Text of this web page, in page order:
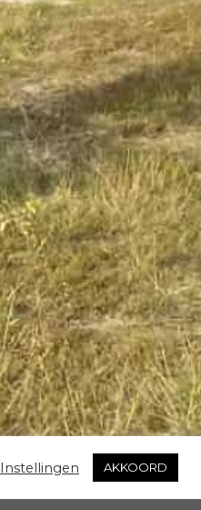
Instellingen AKKOORD